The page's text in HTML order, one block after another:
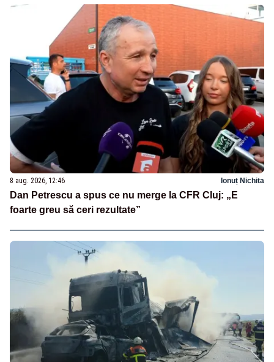
8 aug. 2026, 12:46 Ionuț Nichita
Dan Petrescu a spus ce nu merge la CFR Cluj: „E
foarte greu să ceri rezultate”